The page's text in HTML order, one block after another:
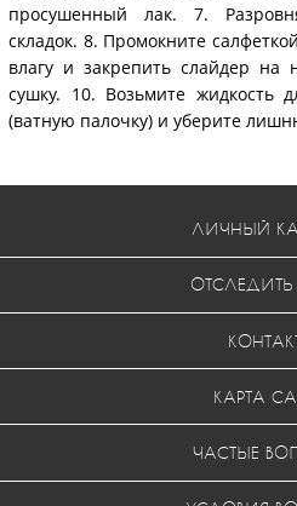
просушенный лак. 7.
складок. 8. Промокните
влагу и закрепить слайдер на
сушку. 10. Возьмите жидкость
(ватную палочку) и уберите
ЛИЧНЫЙ
ОТСЛЕДИТЬ
КАРТА
ЧАСТЫЕ